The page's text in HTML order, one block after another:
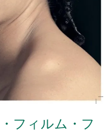
フィルム・フ